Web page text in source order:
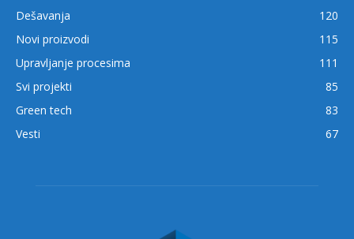
Dešavanja
120
Novi proizvodi
115
Upravljanje procesima
111
Svi projekti
85
Green tech
83
Vesti
67